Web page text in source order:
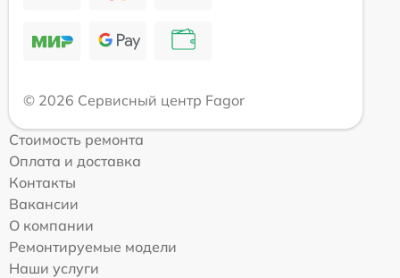
© 2026 Сервисный центр Fagor
Стоимость ремонта
Оплата и доставка
Контакты
Вакансии
О компании
Ремонтируемые модели
Наши услуги